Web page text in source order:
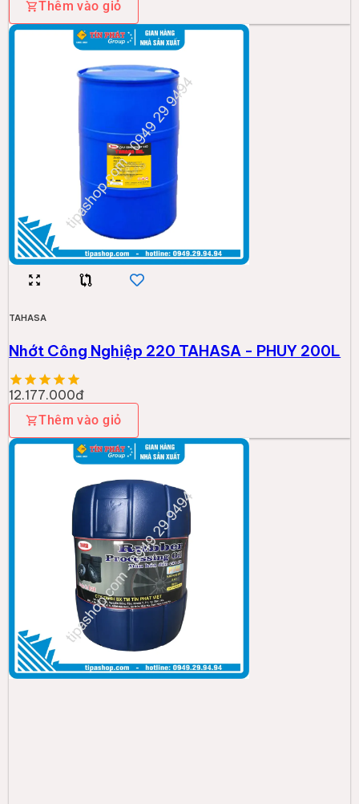
Thêm vào giỏ
TAHASA
Nhớt Công Nghiệp 220 TAHASA - PHUY 200L
12.177.000đ
Thêm vào giỏ